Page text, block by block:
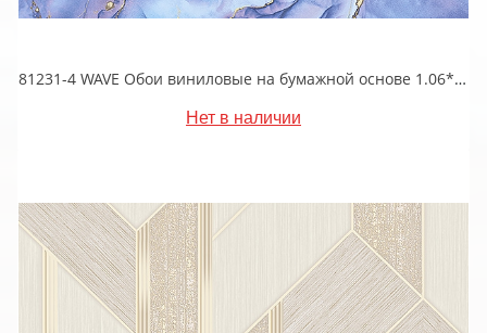
81231-4 WAVE Обои виниловые на бумажной основе 1.06*15.5
Нет в наличии